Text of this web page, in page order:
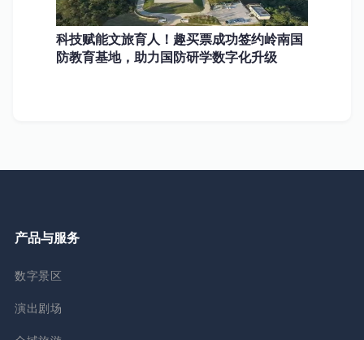
科技赋能文旅育人！趣买票成功签约岭南国
防教育基地，助力国防研学数字化升级
产品与服务
数字景区
演出剧场